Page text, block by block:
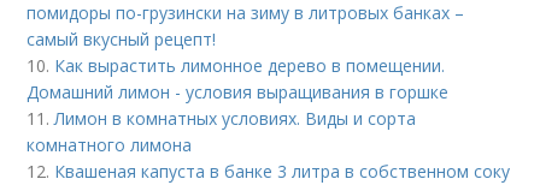
помидоры по-грузински на зиму в литровых банках –
самый вкусный рецепт!
10. Как вырастить лимонное дерево в помещении.
Домашний лимон - условия выращивания в горшке
11.Лимон в комнатных условиях. Виды и сорта
комнатного лимона
12. Квашеная капуста в банке 3 литра в собственном соку